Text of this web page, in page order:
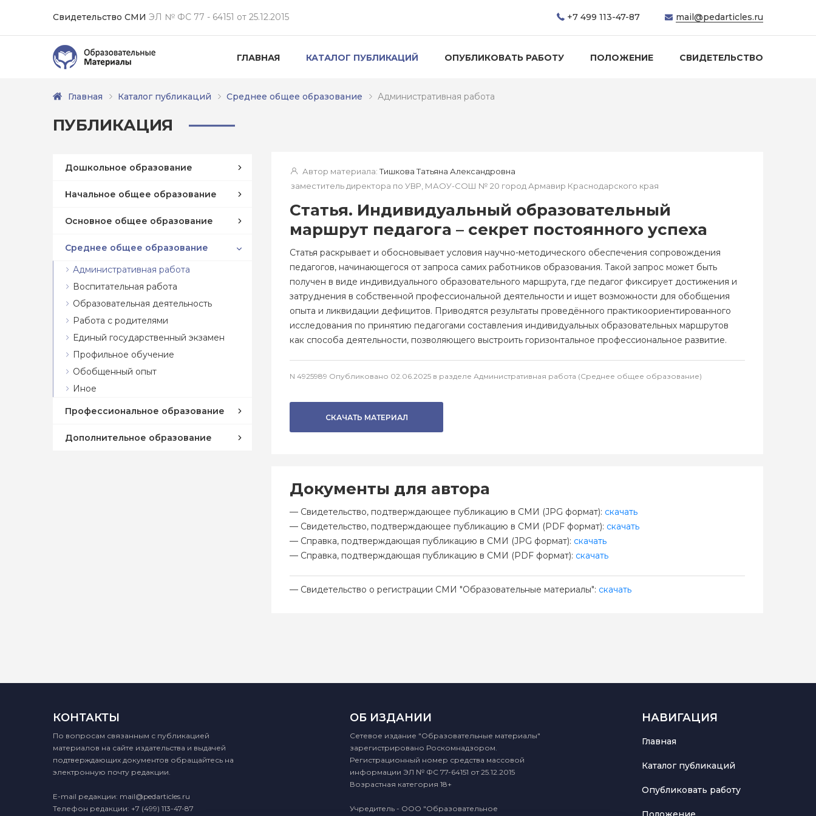
Свидетельство СМИ ЭЛ № ФС 77 - 64151 от 25.12.2015 +7 499 113-47-87 mail@pedarticles.ru
ГЛАВНАЯ КАТАЛОГ ПУБЛИКАЦИЙ ОПУБЛИКОВАТЬ РАБОТУ ПОЛОЖЕНИЕ СВИДЕТЕЛЬСТВО
Главная Каталог публикаций Среднее общее образование Административная работа
ПУБЛИКАЦИЯ
Дошкольное образование
Начальное общее образование
Основное общее образование
Среднее общее образование
Административная работа
Воспитательная работа
Образовательная деятельность
Работа с родителями
Единый государственный экзамен
Профильное обучение
Обобщенный опыт
Иное
Профессиональное образование
Дополнительное образование
Автор материала: Тишкова Татьяна Александровна
заместитель директора по УВР, МАОУ-СОШ № 20 город Армавир Краснодарского края
Статья. Индивидуальный образовательный
маршрут педагога – секрет постоянного успеха
Статья раскрывает и обосновывает условия научно-методического обеспечения сопровождения
педагогов, начинающегося от запроса самих работников образования. Такой запрос может быть
получен в виде индивидуального образовательного маршрута, где педагог фиксирует достижения и
затруднения в собственной профессиональной деятельности и ищет возможности для обобщения
опыта и ликвидации дефицитов. Приводятся результаты проведённого практикоориентированного
исследования по принятию педагогами составления индивидуальных образовательных маршрутов
как способа деятельности, позволяющего выстроить горизонтальное профессиональное развитие.
N 4925989 Опубликовано 02.06.2025 в разделе Административная работа (Среднее общее образование)
СКАЧАТЬ МАТЕРИАЛ
Документы для автора
— Свидетельство, подтверждающее публикацию в СМИ (JPG формат): скачать
— Свидетельство, подтверждающее публикацию в СМИ (PDF формат): скачать
— Справка, подтверждающая публикацию в СМИ (JPG формат): скачать
— Справка, подтверждающая публикацию в СМИ (PDF формат): скачать
— Свидетельство о регистрации СМИ "Образовательные материалы": скачать
КОНТАКТЫ
По вопросам связанным с публикацией
материалов на сайте издательства и выдачей
подтверждающих документов обращайтесь на
электронную почту редакции.
E-mail редакции: mail@pedarticles.ru
Телефон редакции: +7 (499) 113-47-87
ОБ ИЗДАНИИ
Сетевое издание "Образовательные материалы"
зарегистрировано Роскомнадзором.
Регистрационный номер средства массовой
информации ЭЛ № ФС 77-64151 от 25.12.2015
Возрастная категория 18+
Учредитель - ООО "Образовательное
НАВИГАЦИЯ
Главная
Каталог публикаций
Опубликовать работу